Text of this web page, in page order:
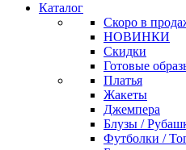
Каталог
Скоро в
НОВИНКИ
Скидки
Готовые
Платья
Жакеты
Джемпера
Блузы /
Футболки /